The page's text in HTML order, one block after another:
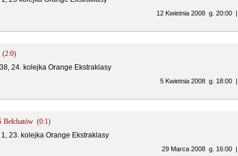
12 Kwietnia 2008 g. 20:00 |
(2:0)
24. kolejka Orange Ekstraklasy
5 Kwietnia 2008 g. 18:00 |
Bełchatów (0:1)
1, 23. kolejka Orange Ekstraklasy
29 Marca 2008 g. 16:00 |